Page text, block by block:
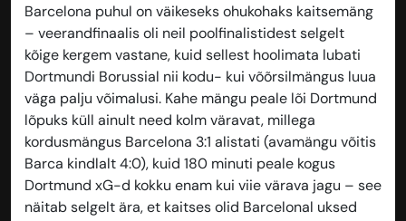
Barcelona puhul on väikeseks ohukohaks kaitsemäng
– veerandfinaalis oli neil poolfinalistidest selgelt
kõige kergem vastane, kuid sellest hoolimata lubati
Dortmundi Borussial nii kodu- kui võõrsilmängus luua
väga palju võimalusi. Kahe mängu peale lõi Dortmund
lõpuks küll ainult need kolm väravat, millega
kordusmängus Barcelona 3:1 alistati (avamängu võitis
Barca kindlalt 4:0), kuid 180 minuti peale kogus
Dortmund xG-d kokku enam kui viie värava jagu – see
näitab selgelt ära, et kaitses olid Barcelonal uksed